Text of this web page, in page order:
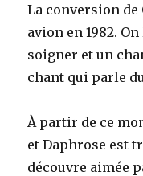
La conversion de
avion en 1982.
soigner et un
chant qui parle
À partir de ce
et Daphrose est
découvre aimée